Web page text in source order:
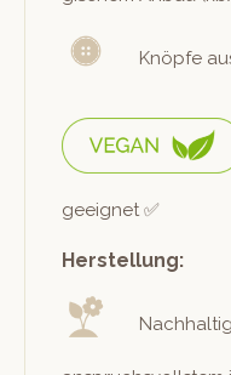
Knöpfe
geeignet ✅
Herstellung: